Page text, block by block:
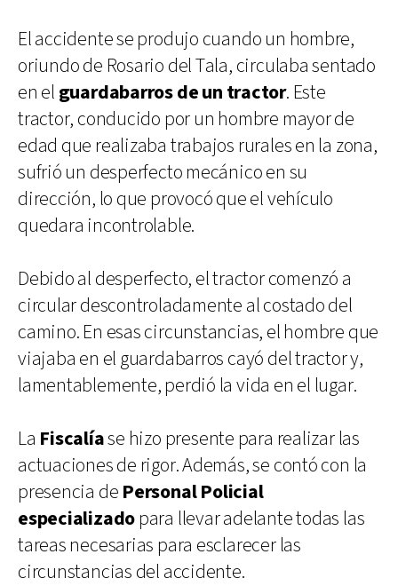
El accidente se produjo cuando un hombre,
oriundo de Rosario del Tala, circulaba sentado
en el guardabarros de un tractor. Este
tractor, conducido por un hombre mayor de
edad que realizaba trabajos rurales en la zona,
sufrió un desperfecto mecánico en su
dirección, lo que provocó que el vehículo
quedara incontrolable.
Debido al desperfecto, el tractor comenzó a
circular descontroladamente al costado del
camino. En esas circunstancias, el hombre que
viajaba en el guardabarros cayó del tractor y,
lamentablemente, perdió la vida en el lugar.
La Fiscalíase hizo presente para realizar las
actuaciones de rigor. Además, se contó con la
presencia de Personal Policial
especializadopara llevar adelante todas las
tareas necesarias para esclarecer las
circunstancias del accidente.